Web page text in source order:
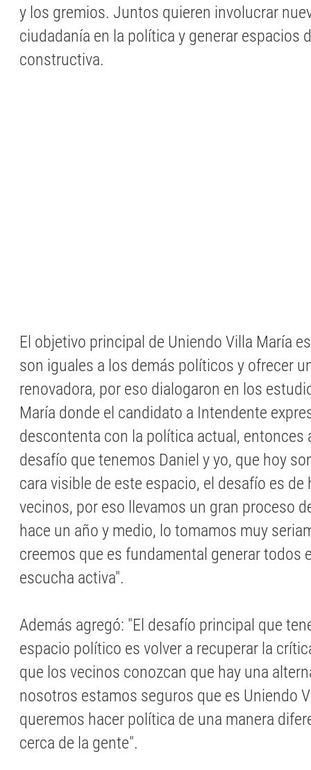
y los gremios. Juntos quieren involucrar
ciudadanía en la política y generar espacios
constructiva.
El objetivo principal de Uniendo Villa María
son iguales a los demás políticos y ofrecer
renovadora, por eso dialogaron en los
María donde el candidato a Intendente
descontenta con la política actual, entonces
desafío que tenemos Daniel y yo, que hoy
cara visible de este espacio, el desafío es de
vecinos, por eso llevamos un gran proceso
hace un año y medio, lo tomamos muy
creemos que es fundamental generar todos
escucha activa".
Además agregó: "El desafío principal que
espacio político es volver a recuperar la
que los vecinos conozcan que hay una
nosotros estamos seguros que es Uniendo
queremos hacer política de una manera
cerca de la gente".